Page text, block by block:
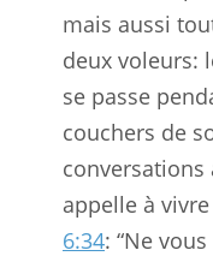
mais aussi
deux voleurs:
se passe
couchers de
conversations
appelle à
6:34: “Ne